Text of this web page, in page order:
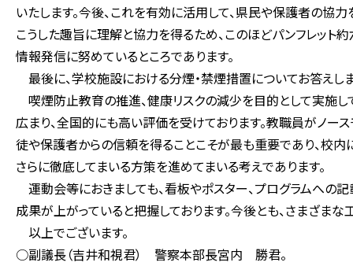
いたします。今後、これを有効に活用して、県民や保護者の協
こうした趣旨に理解と協力を得るため、このほどパンフレッ
情報発信に努めているところであります。
最後に、学校施設における分煙・禁煙措置についてお答えし
喫煙防止教育の推進、健康リスクの減少を目的として実施
広まり、全国的にも高い評価を受けております。教職員がノー
徒や保護者からの信頼を得ることこそが最も重要であり、校
さらに徹底してまいる方策を進めてまいる考えであります。
運動会等におきましても、看板やポスター、プログラムへの
成果が上がっていると把握しております。今後とも、さまざま
以上でございます。
○副議長（吉井和視君） 警察本部長宮内 勝君。